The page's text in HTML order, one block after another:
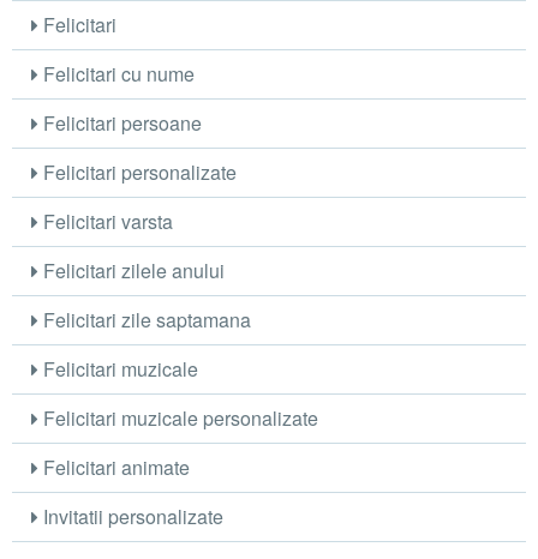
Felicitari
Felicitari cu nume
Felicitari persoane
Felicitari personalizate
Felicitari varsta
Felicitari zilele anului
Felicitari zile saptamana
Felicitari muzicale
Felicitari muzicale personalizate
Felicitari animate
Invitatii personalizate